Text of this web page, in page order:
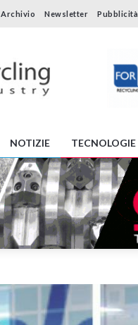
Archivio Newsletter Pubblicità
NOTIZIE TECNOLOGIE